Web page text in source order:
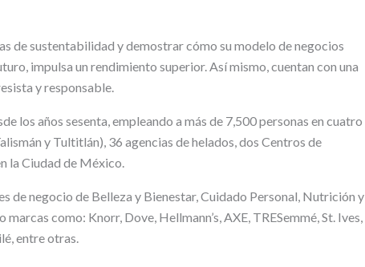
de sustentabilidad y demostrar cómo su modelo de negocios
impulsa un rendimiento superior. Así mismo, cuentan con una
y responsable.
los años sesenta, empleando a más de 7,500 personas en cuatro
y Tultitlán), 36 agencias de helados, dos Centros de
la Ciudad de México.
de negocio de Belleza y Bienestar, Cuidado Personal, Nutrición y
como: Knorr, Dove, Hellmann’s, AXE, TRESemmé, St. Ives,
entre otras.